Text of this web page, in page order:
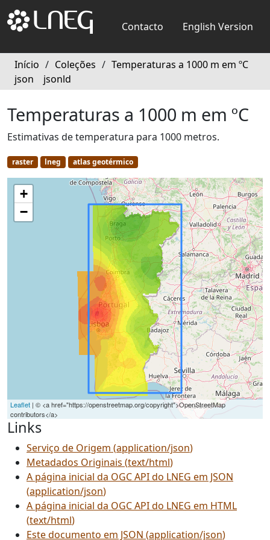
Contacto English Version
Início / Coleções / Temperaturas a 1000 m em ºC
json
jsonld
Temperaturas a 1000 m em ºC
Estimativas de temperatura para 1000 metros.
raster lneg atlas geotérmico
+
−
Leaflet | © <a href="https://openstreetmap.org/copyright">OpenStreetMap
contributors</a>
Links
Serviço de Origem (application/json)
Metadados Originais (text/html)
A página inicial da OGC API do LNEG em JSON
(application/json)
A página inicial da OGC API do LNEG em HTML
(text/html)
Este documento em JSON (application/json)